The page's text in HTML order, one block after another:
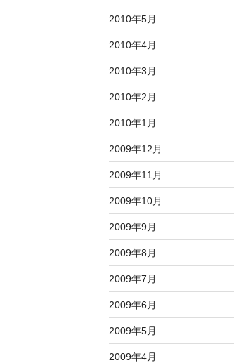
2010年5月
2010年4月
2010年3月
2010年2月
2010年1月
2009年12月
2009年11月
2009年10月
2009年9月
2009年8月
2009年7月
2009年6月
2009年5月
2009年4月